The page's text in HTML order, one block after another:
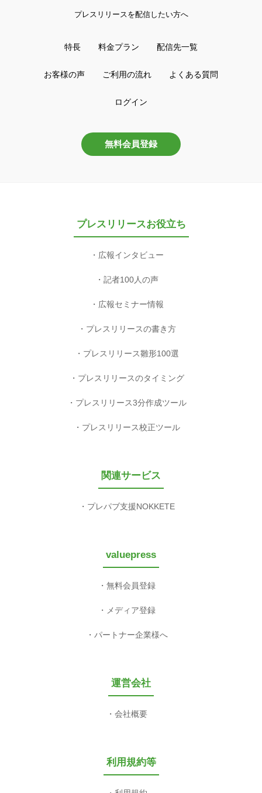
プレスリリースを配信したい方へ
特長 料金プラン 配信先一覧
お客様の声 ご利用の流れ よくある質問
ログイン
無料会員登録
プレスリリースお役立ち
広報インタビュー
記者100人の声
広報セミナー情報
プレスリリースの書き方
プレスリリース雛形100選
プレスリリースのタイミング
プレスリリース3分作成ツール
プレスリリース校正ツール
関連サービス
プレパブ支援NOKKETE
valuepress
無料会員登録
メディア登録
パートナー企業様へ
運営会社
会社概要
利用規約等